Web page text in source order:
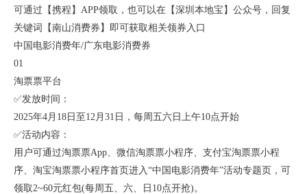
可通过【携程】APP领取，也可以在【深圳本地宝】公众号，回复
关键词【南山消费券】即可获取相关领券入口
中国电影消费年/广东电影消费券
01
淘票票平台
✅发放时间：
2025年4月18日至12月31日，每周五六日上午10点开始
✅活动内容：
用户可通过淘票票App、微信淘票票小程序、支付宝淘票票小程
序、淘宝淘票票小程序首页进入“中国电影消费年”活动专题页，可
领取2~60元红包(每周五、六、日10点开抢)。